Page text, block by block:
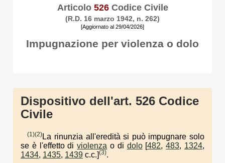
Articolo 526Codice Civile
(R.D. 16 marzo 1942, n. 262)
[Aggiornato al 29/04/2026]
Impugnazione per violenza o dolo
Dispositivo dell'art. 526 Codice
Civile
(1)(2) La rinunzia all'eredità si può impugnare solo
se è l'effetto diviolenza o di dolo[482,483, 1324,
1434, 1435, 1439 c.c.](3).